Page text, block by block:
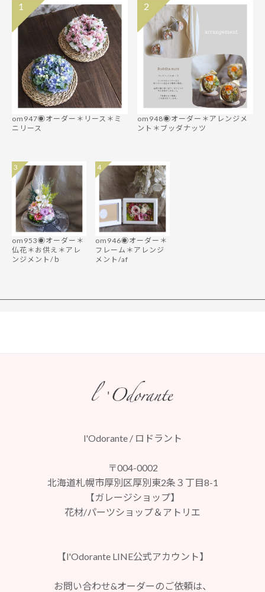
om947◉オーダー＊リース＊ミ
ニリース
1
om948◉オーダー＊アレンジメ
ント＊ブッダナッツ
2
om953◉オーダー＊
仏花＊お供え＊アレ
ンジメント/ｂ
3
om946◉オーダー＊
フレーム＊アレンジ
メント/af
4
l'Odorante / ロドラント
〒004-0002
北海道札幌市厚別区厚別東2条３丁目8-1
【ガレージショップ】
花材/パーツショップ＆アトリエ
【l'Odorante LINE公式アカウント】
お問い合わせ&オーダーのご依頼は、